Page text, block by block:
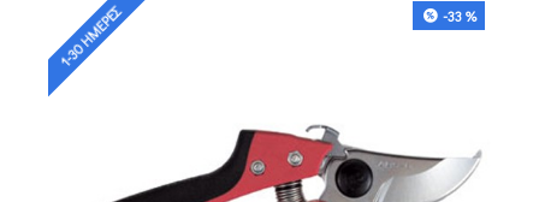
-33 %
1-30 ΗΜΈΡΕΣ